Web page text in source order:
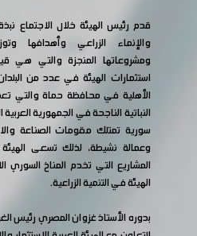
قدم رئيس الهيئة خلال الاجتماع
والإنماء الزراعي وأهدافها
ومشروعاتها المنجزة والتي هي
استثمارات الهيئة في عدد من
الأهلية في محافظة حماة والتي
النباتية الناجحة في الجمهورية
سورية تمتلك مقومات الصناعة
وعمالة نشيطة، لذلك تسعى الهيئة
المشاريع التي تخدم المناخ
الهيئة في التنمية الزراعية.
بدوره الأستاذ غزوان المصري رئيس